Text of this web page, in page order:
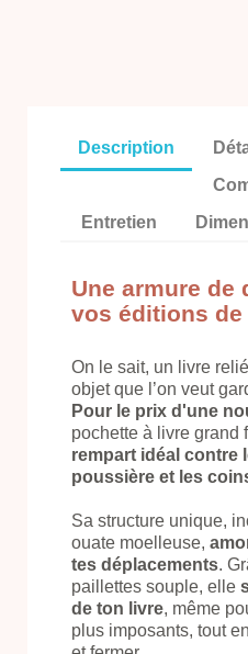
Description
Entretien
Une armure de
vos éditions de
On le sait, un livre
objet que l’on veut
Pour le prix d'une
pochette à livre grand
rempart idéal contre
poussière et les
Sa structure unique,
ouate moelleuse,
tes déplacements.
paillettes souple, elle
de ton livre, même
plus imposants, tout